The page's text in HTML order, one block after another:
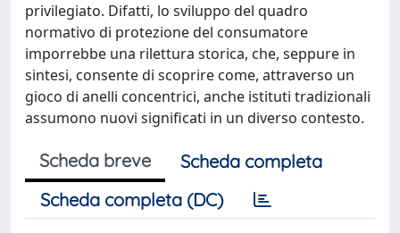
privilegiato. Difatti, lo sviluppo del quadro
normativo di protezione del consumatore
imporrebbe una rilettura storica, che, seppure in
sintesi, consente di scoprire come, attraverso un
gioco di anelli concentrici, anche istituti tradizionali
assumono nuovi significati in un diverso contesto.
Scheda breve
Scheda completa
Scheda completa (DC)